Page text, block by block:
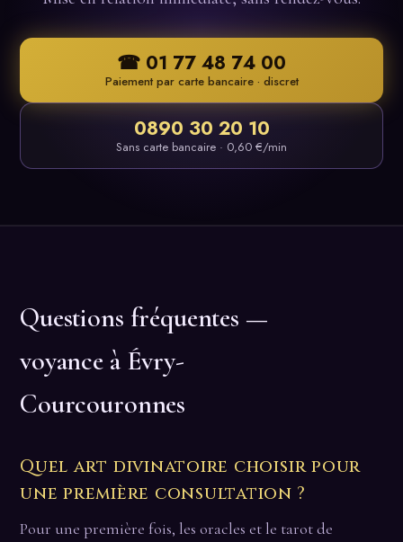
☎ 01 77 48 74 00
Paiement par carte bancaire · discret
0890 30 20 10
Sans carte bancaire · 0,60 €/min
Questions fréquentes —
voyance à Évry-
Courcouronnes
Quel art divinatoire choisir pour
une première consultation ?
Pour une première fois, les oracles et le tarot de